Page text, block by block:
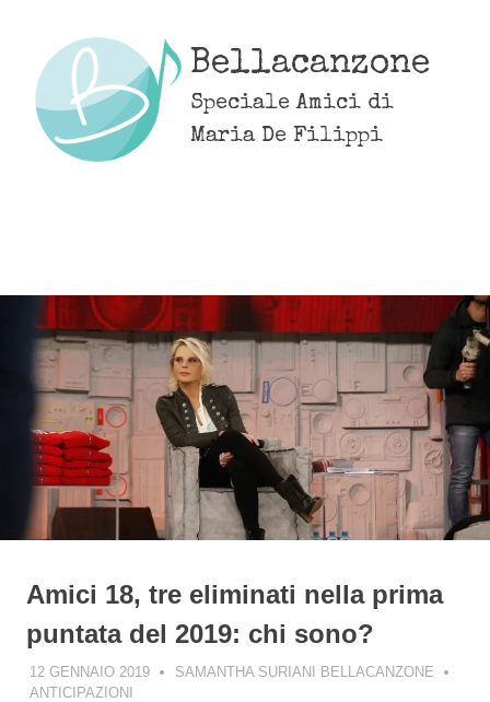
content
Bellacanzone
Speciale Amici di
Maria De Filippi
Amici 18, tre eliminati nella prima
puntata del 2019: chi sono?
12 GENNAIO 2019
SAMANTHA SURIANI BELLACANZONE
ANTICIPAZIONI